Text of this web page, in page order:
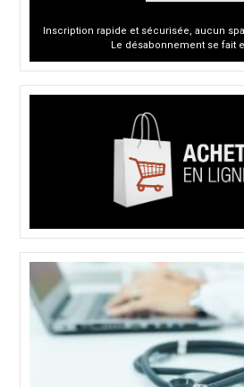
Inscription rapide et sécurisée, aucun
Le désabonnement se fait